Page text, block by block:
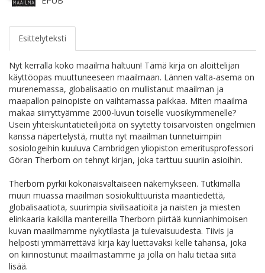
Esittelyteksti
Nyt kerralla koko maailma haltuun! Tämä kirja on aloittelijan
käyttöopas muuttuneeseen maailmaan. Lännen valta-asema on
murenemassa, globalisaatio on mullistanut maailman ja
maapallon painopiste on vaihtamassa paikkaa. Miten maailma
makaa siirryttyämme 2000-luvun toiselle vuosikymmenelle?
Usein yhteiskuntatieteilijöitä on syytetty toisarvoisten ongelmien
kanssa näpertelystä, mutta nyt maailman tunnetuimpiin
sosiologeihin kuuluva Cambridgen yliopiston emeritusprofessori
Göran Therborn on tehnyt kirjan, joka tarttuu suuriin asioihin.
Therborn pyrkii kokonaisvaltaiseen näkemykseen. Tutkimalla
muun muassa maailman sosiokulttuurista maantiedettä,
globalisaatiota, suurimpia sivilisaatioita ja naisten ja miesten
elinkaaria kaikilla mantereilla Therborn piirtää kunnianhimoisen
kuvan maailmamme nykytilasta ja tulevaisuudesta. Tiivis ja
helposti ymmärrettävä kirja käy luettavaksi kelle tahansa, joka
on kiinnostunut maailmastamme ja jolla on halu tietää siitä
lisää.